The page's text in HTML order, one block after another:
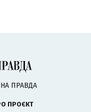
ПРАВДА
ПРОЄКТ